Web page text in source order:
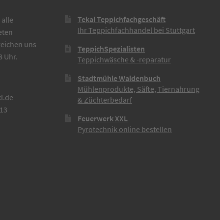
uns
Uhr.
Tekal Teppichfachgeschäft
Ihr Teppichfachhandel bei Stuttgart
TeppichSpezialisten
Teppichwäsche & -reparatur
Stadtmühle Waldenbuch
Mühlenprodukte, Säfte, Tiernahrung
& Züchterbedarf
Feuerwerk XXL
Pyrotechnik online bestellen